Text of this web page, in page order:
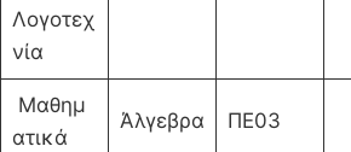
Λογοτεχ
νία
Μαθημ
ατικά
Άλγεβρα ΠΕ03